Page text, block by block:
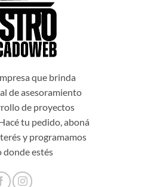
que brinda
de asesoramiento
de proyectos
tu pedido, aboná
y programamos
donde estés